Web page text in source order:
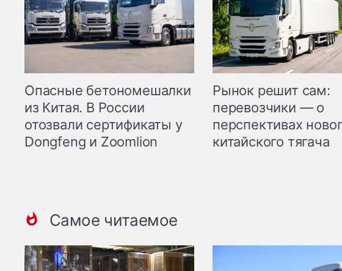
Опасные бетономешалки
из Китая. В России
отозвали сертификаты у
Dongfeng и Zoomlion
Рынок решит сам:
перевозчики — о
перспективах
китайского тягача
Самое читаемое